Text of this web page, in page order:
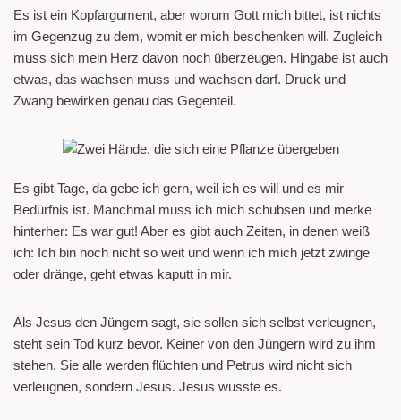
Es ist ein Kopfargument, aber worum Gott mich bittet, ist nichts
im Gegenzug zu dem, womit er mich beschenken will. Zugleich
muss sich mein Herz davon noch überzeugen. Hingabe ist auch
etwas, das wachsen muss und wachsen darf. Druck und
Zwang bewirken genau das Gegenteil.
Es gibt Tage, da gebe ich gern, weil ich es will und es mir
Bedürfnis ist. Manchmal muss ich mich schubsen und merke
hinterher: Es war gut! Aber es gibt auch Zeiten, in denen weiß
ich: Ich bin noch nicht so weit und wenn ich mich jetzt zwinge
oder dränge, geht etwas kaputt in mir.
Als Jesus den Jüngern sagt, sie sollen sich selbst verleugnen,
steht sein Tod kurz bevor. Keiner von den Jüngern wird zu ihm
stehen. Sie alle werden flüchten und Petrus wird nicht sich
verleugnen, sondern Jesus. Jesus wusste es.